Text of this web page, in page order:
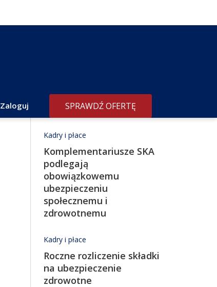
Zaloguj SPRAWDŹ OFERTĘ
Redakcja poleca
Kadry i płace
Komplementariusze SKA
podlegają
obowiązkowemu
ubezpieczeniu
społecznemu i
zdrowotnemu
Kadry i płace
Roczne rozliczenie składki
na ubezpieczenie
zdrowotne